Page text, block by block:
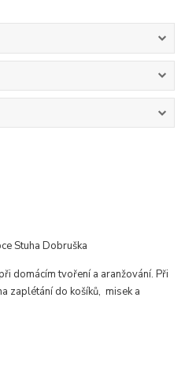
Stuha Dobruška
domácím tvoření a aranžování. Při
zaplétání do košíků, misek a